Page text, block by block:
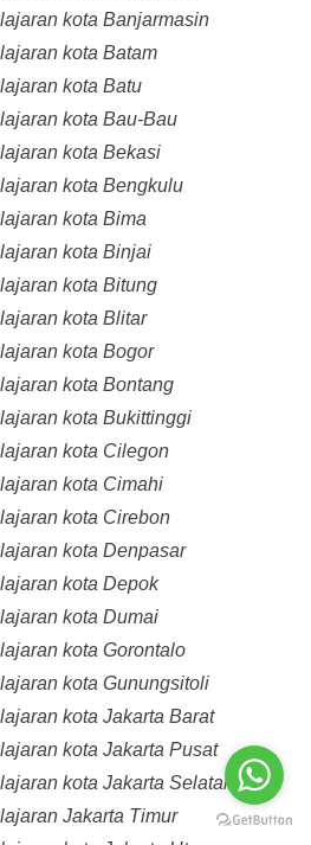
kota Banjarmasin
kota Batam
kota Batu
kota Bau-Bau
kota Bekasi
kota Bengkulu
kota Bima
kota Binjai
kota Bitung
kota Blitar
kota Bogor
kota Bontang
kota Bukittinggi
kota Cilegon
kota Cimahi
kota Cirebon
kota Denpasar
kota Depok
kota Dumai
kota Gorontalo
kota Gunungsitoli
kota Jakarta Barat
kota Jakarta Pusat
kota Jakarta Selatan
Jakarta Timur